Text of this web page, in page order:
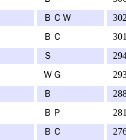
ＢＣＷ
ＢＣ
Ｓ
ＷＧ
Ｂ
ＢＰ
ＢＣ